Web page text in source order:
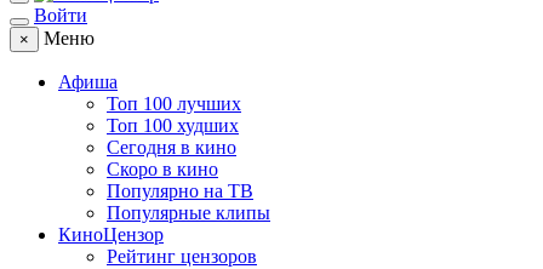
Войти
× Меню
Афиша
Топ 100 лучших
Топ 100 худших
Сегодня в кино
Скоро в кино
Популярно на ТВ
Популярные клипы
КиноЦензор
Рейтинг цензоров